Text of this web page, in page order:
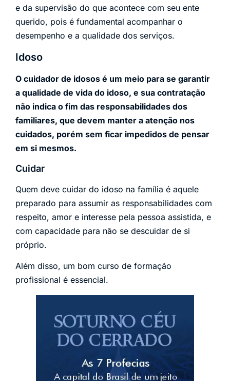
e da supervisão do que acontece com seu ente
querido, pois é fundamental acompanhar o
desempenho e a qualidade dos serviços.
Idoso
O cuidador de idosos é um meio para se garantir
a qualidade de vida do idoso, e sua contratação
não indica o fim das responsabilidades dos
familiares, que devem manter a atenção nos
cuidados, porém sem ficar impedidos de pensar
em si mesmos.
Cuidar
Quem deve cuidar do idoso na família é aquele
preparado para assumir as responsabilidades com
respeito, amor e interesse pela pessoa assistida, e
com capacidade para não se descuidar de si
próprio.
Além disso, um bom curso de formação
profissional é essencial.